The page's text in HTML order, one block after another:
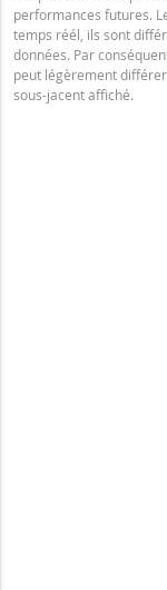
performances futures.
temps réél, ils sont
données. Par
peut légèrement
sous-jacent affiché.